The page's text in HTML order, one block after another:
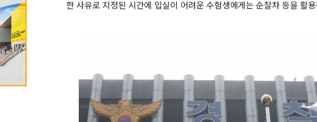
한 사유로 지정된 시간에 입실이 어려운 수험생에게는 순찰차 등을 활